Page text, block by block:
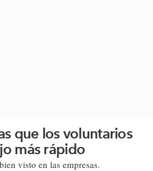
que los voluntarios
más rápido
visto en las empresas.​